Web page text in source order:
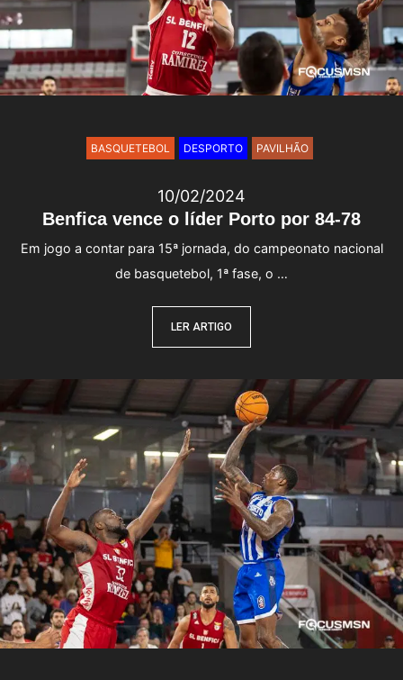
Benfica vence o líder Porto por 84-78
10/02/2024
Em jogo a contar para 15ª jornada, do campeonato nacional
de basquetebol, 1ª fase, o …
LER ARTIGO
BASQUETEBOL DESPORTO PAVILHÃO